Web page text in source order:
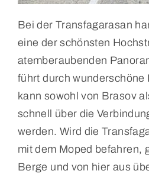
Bei der Transfagarasan
eine der schönsten
atemberaubenden
führt durch wunderschöne
kann sowohl von Brasov
schnell über die
werden. Wird die
mit dem Moped befahren,
Berge und von hier aus